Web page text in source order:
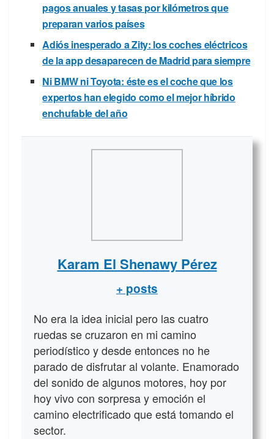
pagos anuales y tasas por kilómetros que
preparan varios países
Adiós inesperado a Zity: los coches eléctricos
de la app desaparecen de Madrid para siempre
Ni BMW ni Toyota: éste es el coche que los
expertos han elegido como el mejor híbrido
enchufable del año
Karam El Shenawy Pérez
+ posts
No era la idea inicial pero las cuatro
ruedas se cruzaron en mi camino
periodístico y desde entonces no he
parado de disfrutar al volante. Enamorado
del sonido de algunos motores, hoy por
hoy vivo con sorpresa y emoción el
camino electrificado que está tomando el
sector.